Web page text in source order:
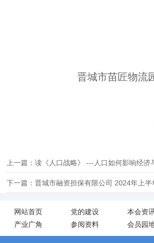
晋城市苗匠物流
上一篇：读《人口战略》 ---人口如何影响经济
网站首页 党的建设 本会资
产业广角
参阅资料 会员园